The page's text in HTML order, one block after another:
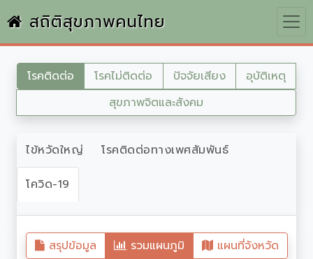
สถิติสุขภาพคนไทย
โรคติดต่อ โรคไม่ติดต่อ ปัจจัยเสียง
อุบัติเหตุ
สุขภาพจิตและสังคม
ไข้หวัดใหญ่ โรคติดต่อทางเพศสัมพันธ์
โควิด-19
สรุปข้อมูล รวมแผนภูมิ แผนที่จังหวัด